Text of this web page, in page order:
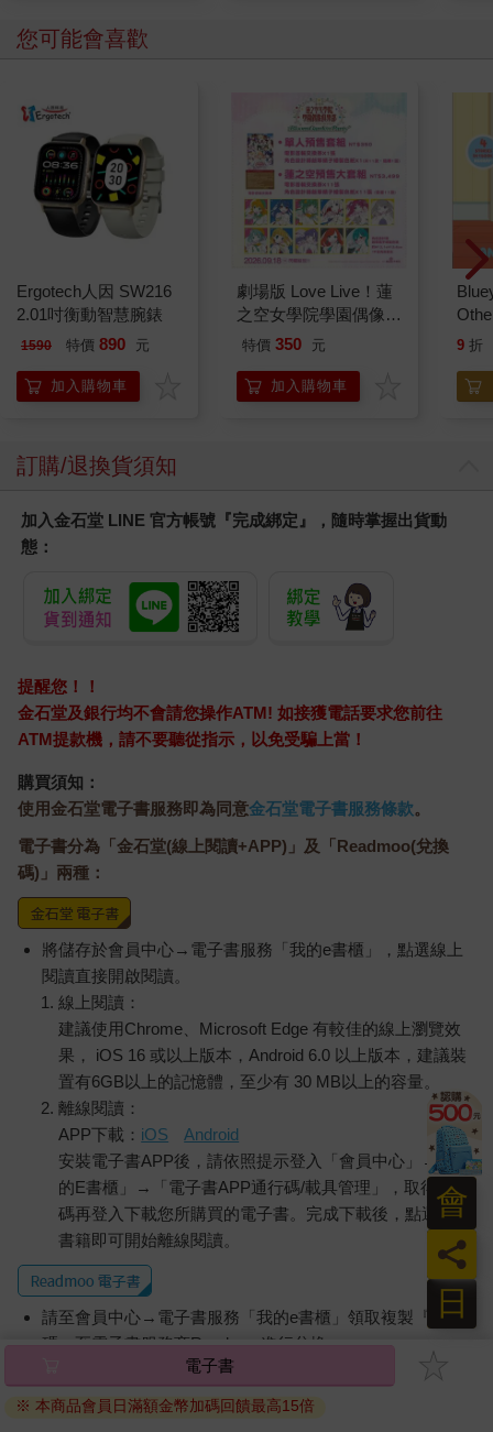
您可能會喜歡
Ergotech人因 SW216
2.01吋衡動智慧腕錶
1590 特價 890 元
加入購物車
劇場版 Love Live！蓮
之空女學院學園偶像俱
樂部 Bloom Garden
特價 350 元
加入購物車
9 折
訂購/退換貨須知
加入金石堂 LINE 官方帳號『完成綁定』，隨時掌握出貨動
態：
提醒您！！
金石堂及銀行均不會請您操作ATM! 如接獲電話要求您前往
ATM提款機，請不要聽從指示，以免受騙上當！
購買須知：
使用金石堂電子書服務即為同意金石堂電子書服務條款。
電子書分為「金石堂(線上閱讀+APP)」及「Readmoo(兌換
碼)」兩種：
將儲存於會員中心→電子書服務「我的e書櫃」，點選線上
閱讀直接開啟閱讀。
線上閱讀：
建議使用Chrome、Microsoft Edge 有較佳的線上瀏覽效
果， iOS 16 或以上版本，Android 6.0 以上版本，建議裝
置有6GB以上的記憶體，至少有 30 MB以上的容量。
離線閱讀：
APP下載： iOS
Android
安裝電子書APP後，請依照提示登入「會員中心」→「我
的E書櫃」→「電子書APP通行碼/載具管理」，取得通行
碼再登入下載您所購買的電子書。完成下載後，點選任一
書籍即可開始離線閱讀。
請至會員中心→電子書服務「我的e書櫃」領取複製『兌換
碼』至電子書服務商Readmoo進行兌換。
因版權保護，您在金石堂所購買的電子書僅能以金石堂專屬
電子書
※ 本商品會員日滿額金幣加碼回饋最高15倍
日
員
會